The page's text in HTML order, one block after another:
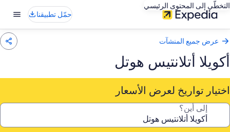
التخطّي إلى المحتوى الرئيسي
حمّل تطبيقنا
عرض جميع المنشآت
أكويلا أتلانتيس هوتل
اختيار تواريخ لعرض الأسعار
إلى أين؟